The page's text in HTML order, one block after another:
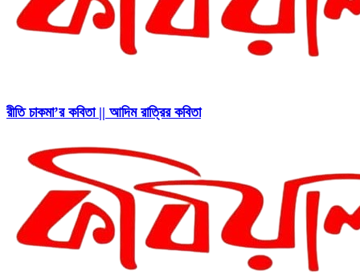
রীতি চাকমা’র কবিতা || আদিম রাত্রির কবিতা